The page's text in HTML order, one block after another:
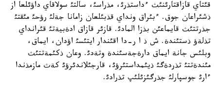
قئتاي قازاقتارئنئث ءداستذرئ، مذراسئ، سالتئ سولاقاي داؤئلعا از
ذشئراعان جوق. ءبئراق ونداي قذبئلعان زامانا جةلئ رؤحئ مئقتئ
جذرتتئث قايماعئن بذزا المادئ. قازئر قازاق ادةبيةتئ قئرانداي
تذلةؤ ذستئندة. ش ذ ا ر-دا اقئندار ايتئسئ اؤدان، ايماق،
وبلئس جانة ايماق دارةجةسئندة وتةدئ. وعان ذكئمةتتئث
مئندةتتئ تذردةگئ ذيئمداستئرؤئ، قارجئلاندئرؤئ كةث مازمذندا
ءارئ جوسپارلئ جذرگئزئلئپ تذرادئ.